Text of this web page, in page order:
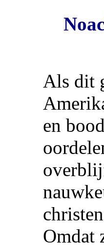
Als dit
en
Omdat